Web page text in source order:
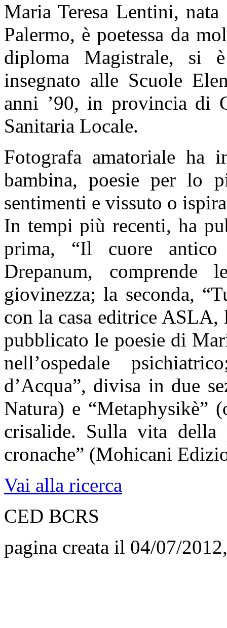
Maria Teresa Lentini,
Palermo, è poetessa da
diploma Magistrale, si
insegnato alle Scuole
anni ’90, in provincia di
Sanitaria Locale.
Fotografa amatoriale ha
bambina, poesie per lo
sentimenti e vissuto o
In tempi più recenti, ha
prima, “Il cuore
Drepanum, comprende
giovinezza; la seconda,
con la casa editrice ASLA,
pubblicato le poesie di
nell’ospedale
d’Acqua”, divisa in due
Natura) e “Metaphysikè”
crisalide. Sulla vita della
cronache” (Mohicani
Vai alla ricerca
CED BCRS
pagina creata il 04/07/